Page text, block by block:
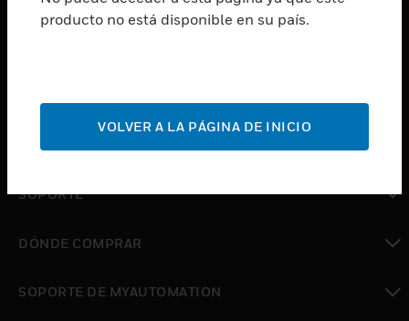
Cambiar vista
Cambiar vista
INDUSTRIAS
SOPORTE
DÓNDE COMPRAR
SOPORTE DE MYAUTOMATION
producto no está disponible en su país.
VOLVER A LA PÁGINA DE INICIO